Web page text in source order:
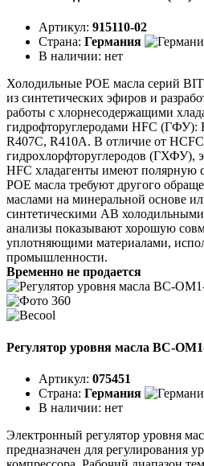
Артикул: 915110-02
Страна: Германия
В наличии: нет
Холодильные POE масла серий
из синтетических эфиров и
работы с хлорнесодержащими
гидрофторуглеродами HFC (ГФУ):
R407C, R410A. В отличие от HCFC
гидрохлорфторуглеродов (ГХФУ),
HFC хладагенты имеют полярную
POE масла требуют другого
маслами на минеральной основе
синтетическими АВ
анализы показывают хорошую
уплотняющими материалами,
промышленности.
Временно не продается
Регулятор уровня масла BC-
Артикул: 075451
Страна: Германия
В наличии: нет
Электронный регулятор уровня
предназначен для регулирования